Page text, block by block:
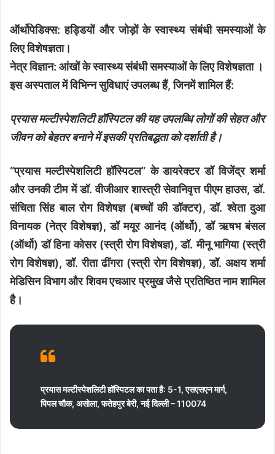
ऑर्थोपेडिक्स: हड्डियों और जोड़ों के स्वास्थ्य संबंधी समस्याओं के
लिए विशेषज्ञता।
नेत्र विज्ञान: आंखों के स्वास्थ्य संबंधी समस्याओं के लिए विशेषज्ञता ।
इस अस्पताल में विभिन्न सुविधाएं उपलब्ध हैं, जिनमें शामिल हैं:
प्रयास मल्टीस्पेशलिटी हॉस्पिटल की यह उपलब्धि लोगों की सेहत और
जीवन को बेहतर बनाने में इसकी प्रतिबद्धता को दर्शाती है।
“प्रयास मल्टीस्पेशलिटी हॉस्पिटल” के डायरेक्टर डॉ विजेंद्र शर्मा
और उनकी टीम में डॉ. वीजीआर शास्त्री सेवानिवृत्त पीएम हाउस, डॉ.
संचिता सिंह बाल रोग विशेषज्ञ (बच्चों की डॉक्टर), डॉ. श्वेता दुआ
विनायक (नेत्र विशेषज्ञ), डॉ मयूर आनंद (ऑर्थो), डॉ ऋषभ बंसल
(ऑर्थो) डॉ हिना कोसर (स्त्री रोग विशेषज्ञ), डॉ. मीनू भागिया (स्त्री
रोग विशेषज्ञ), डॉ. रीता ढींगरा (स्त्री रोग विशेषज्ञ), डॉ. अक्षय शर्मा
मेडिसिन विभाग और शिवम एचआर प्रमुख जैसे प्रतिष्ठित नाम शामिल
है।
प्रयास मल्टीस्पेशलिटी हॉस्पिटल का पता है: 5-1, एसएसएन मार्ग,
पिपल चौक, असोला, फतेहपुर बेरी, नई दिल्ली – 110074